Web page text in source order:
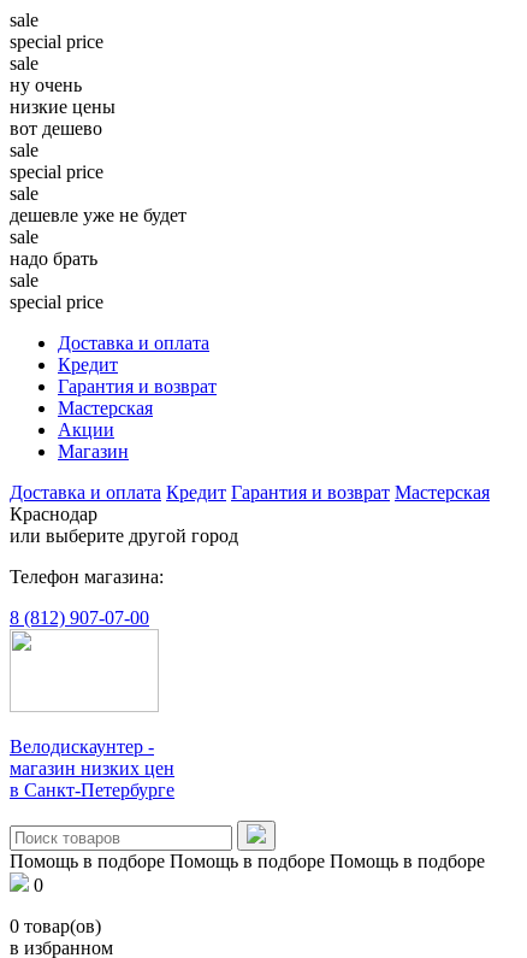
sale
special price
sale
ну очень
низкие цены
вот дешево
sale
special price
sale
дешевле уже не будет
sale
надо брать
sale
special price
Доставка и оплата
Кредит
Гарантия и возврат
Мастерская
Акции
Магазин
Доставка и оплата Кредит Гарантия и возврат Мастерская
Краснодар
или выберите другой город
Телефон магазина:
8 (812) 907-07-00
Велодискаунтер -
магазин низких цен
в Санкт-Петербурге
Помощь в подборе Помощь в подборе Помощь в подборе
0
0 товар(ов)
в избранном